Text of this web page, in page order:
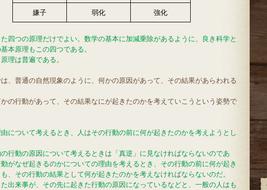
嫌子 弱化 強化
四つの原理だけでよい。数学の基本に加減乗除があるように、良き科学と
本原理もこの四つである。
理は普遍である。
、普通の自然現象のように、何かの原因があって、その結果があらわれる
の行動があって、その結果なにが起きたのかを考えていこうという姿勢で
について考えるとき、人はその行動の前に何が起きたのかを考えようとし
行動の原因について考えるときは「真逆」に見なければならないのであ
がなぜ起きるのかについての理由を考えるとき、その行動の前に何が起き
、その行動の結果として何が起きたのかを考えなければならないのだ。
出来事が、その先に起きた行動の原因になっているなどと、一般の人はも